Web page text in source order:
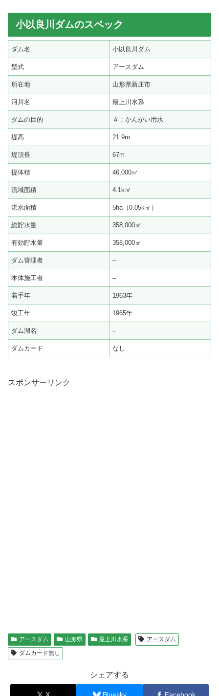
小以良川ダムのスペック
ダム名 小以良川ダム
型式 アースダム
所在地 山形県新庄市
河川名 最上川水系
ダムの目的 Ａ：かんがい用水
堤高 21.9m
堤頂長 67m
提体積 46,000㎥
流域面積 4.1k㎡
湛水面積 5ha（0.05k㎡）
総貯水量 358,000㎥
有効貯水量 358,000㎥
ダム管理者 –
本体施工者 –
着手年 1963年
竣工年 1965年
ダム湖名 –
ダムカード なし
スポンサーリンク
アースダム 山形県 最上川水系
アースダム
ダムカード無し
シェアする